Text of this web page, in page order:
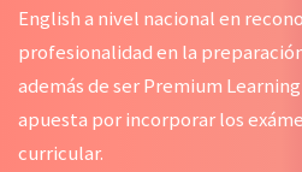
English a nivel nacional en
profesionalidad en la
además de ser Premium
apuesta por incorporar los
curricular.